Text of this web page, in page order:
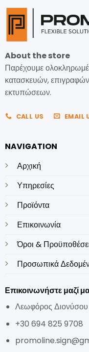
About the store
Παρέχουμε
κατασκευών,
εκτυπώσεων.
CALL US EMAIL
NAVIGATION
Αρχική
Υπηρεσίες
Προϊόντα
Επικοινωνία
Όροι &
Προσωπικά
Επικοινωνήστε μαζί
Λεωφόρος
+30 694 825 9708